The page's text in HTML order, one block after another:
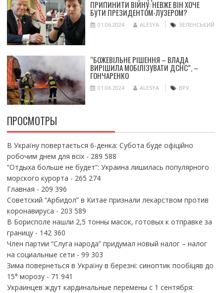
ПРИПИНИТИ ВІЙНУ: НЕВЖЕ ВІН ХОЧЕ
БУТИ ПРЕЗИДЕНТОМ-ЛУЗЕРОМ?
01.06.2024 ALESYA ЗЕЛЕНСЬКИЙ
“БОЖЕВІЛЬНЕ РІШЕННЯ – ВЛАДА
ВИРІШИЛА МОБІЛІЗУВАТИ ДСНС”, –
ГОНЧАРЕНКО
01.06.2024 ALESYA ВРУ
ПРОСМОТРЫ
В Україну повертається 6-денка: Субота буде офіційно
робочим днем для всіх- 289 588
“Отдыха больше не будет”: Украина лишилась популярного
морского курорта - 265 274
Главная - 209 396
Советский “Арбидол” в Китае признали лекарством против
коронавируса - 203 589
В Борисполе нашли 2,5 тонны масок, готовых к отправке за
границу- 142 360
Член партии “Слуга народа” придумал новый налог – налог
на социальные сети - 99 303
Зима повернеться в Україну в березні: синоптик пообіцяв до
15° морозу- 71 941
Украинцев ждут кардинальные перемены с 1 сентября: